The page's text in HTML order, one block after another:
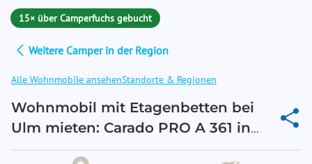
15× über Camperfuchs gebucht
Weitere Camper in der Region
Alle Wohnmobile ansehenStandorte & Regionen
Wohnmobil mit Etagenbetten bei
Ulm mieten: Carado PRO A 361 in